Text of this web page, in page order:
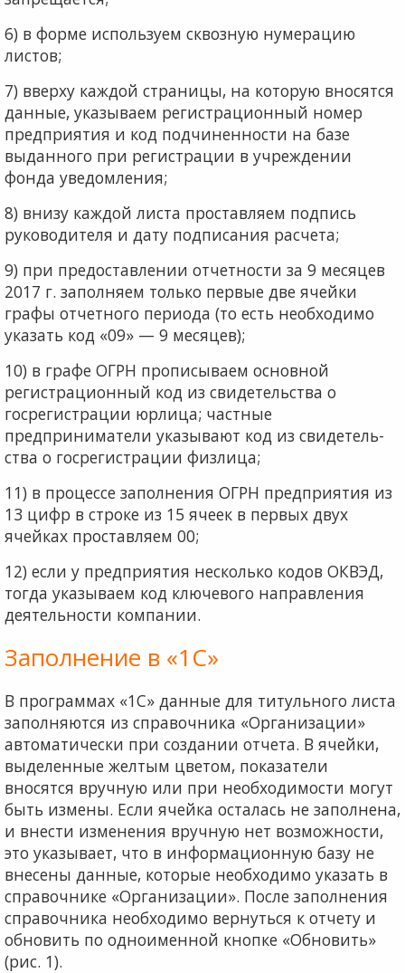
6) в форме используем сквозную нумерацию
листов;
7) вверху каждой страницы, на которую вносятся
дан­ные, указываем регистрационный номер
предприятия и код подчиненности на базе
выданного при регистрации в учреждении
фонда уведомления;
8) внизу каждой листа проставляем подпись
руково­дителя и дату подписания расчета;
9) при предоставлении отчетности за 9 месяцев
2017 г. заполняем только первые две ячейки
графы отчетного периода (то есть необходимо
указать код «09» — 9 меся­цев);
10) в графе ОГРН прописываем основной
регистраци­онный код из свидетельства о
госрегистрации юрлица; частные
предприниматели указывают код из свидетель­
ства о госрегистрации физлица;
11) в процессе заполнения ОГРН предприятия из
13 цифр в строке из 15 ячеек в первых двух
ячейках про­ставляем 00;
12) если у предприятия несколько кодов ОКВЭД,
тог­да указываем код ключевого направления
деятельности компании.
Заполнение в «1С»
В программах «1С» данные для титульного листа
заполняются из справочника «Организации»
авто­матически при создании отчета. В ячейки,
выделенные желтым цветом, показатели
вносятся вручную или при необходимости могут
быть измены. Если ячейка осталась не заполнена,
и внести изменения вручную нет возмож­ности,
это указывает, что в информационную базу не
внесены данные, которые необходимо указать в
справоч­нике «Организации». После заполнения
справочника не­обходимо вернуться к отчету и
обновить по одноименной кнопке «Обновить»
(рис. 1).